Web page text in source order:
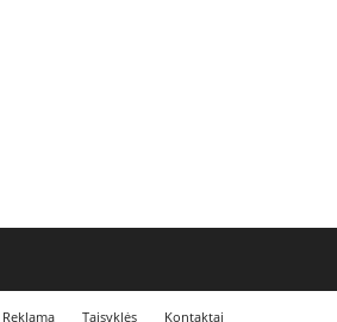
Reklama Taisyklės Kontaktai